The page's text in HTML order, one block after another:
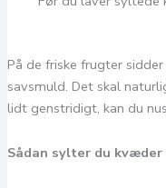
På de friske frugter
savsmuld. Det skal
lidt genstridigt, kan du
Sådan sylter du kvæder